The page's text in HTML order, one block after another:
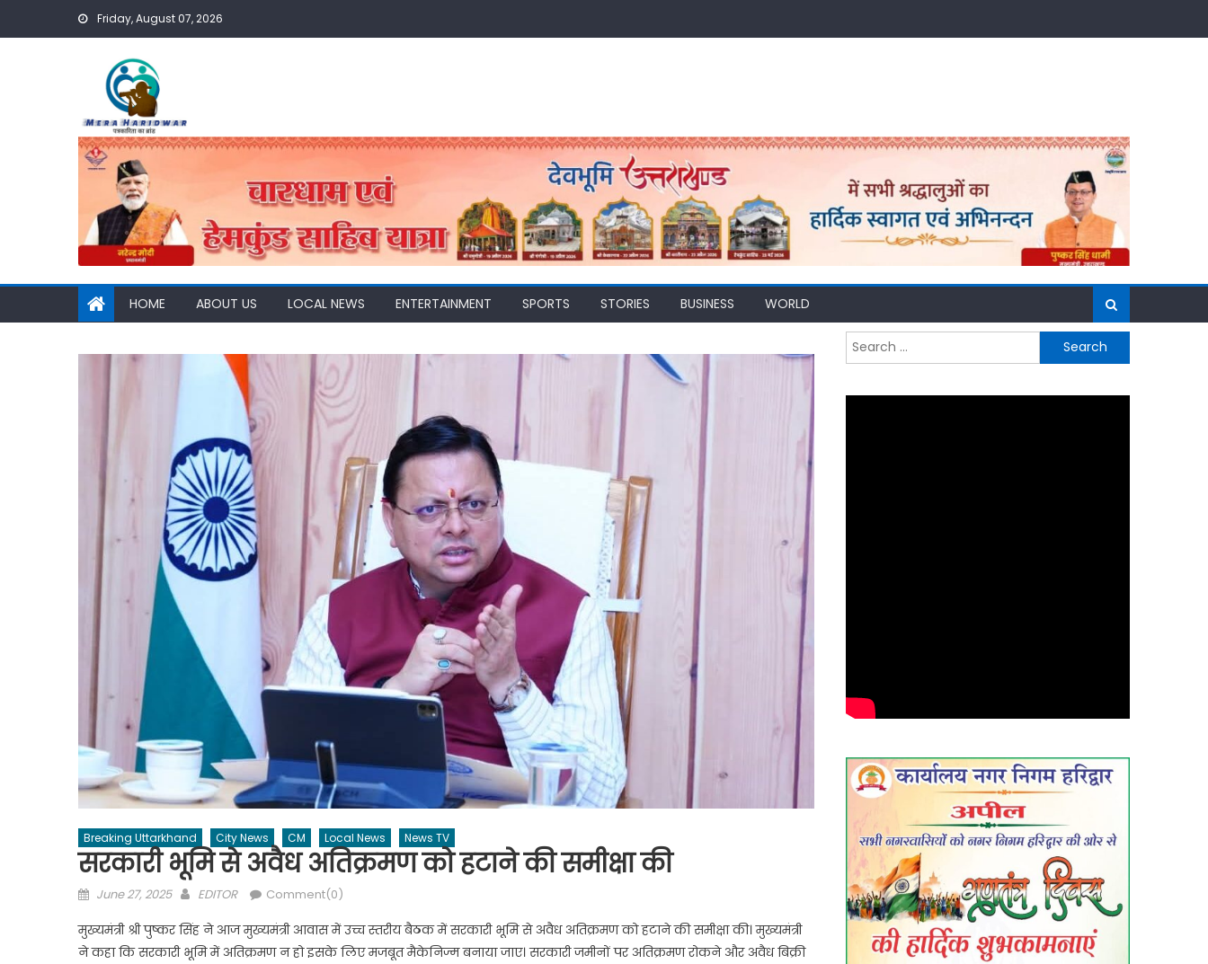
Friday, August 07, 2026
HOME ABOUT US LOCAL NEWS ENTERTAINMENT SPORTS STORIES BUSINESS WORLD
Breaking Uttarkhand City News CM Local News News TV
सरकारी भूमि से अवैध अतिक्रमण को हटाने की समीक्षा की
Posted
June 27, 2025 Author
EDITOR Comment(0)
मुख्यमंत्री श्री पुष्कर सिंह ने आज मुख्यमंत्री आवास में उच्च स्तरीय बैठक में सरकारी भूमि से अवैध अतिक्रमण को हटाने की समीक्षा की। मुख्यमंत्री
ने कहा कि सरकारी भूमि में अतिक्रमण न हो इसके लिए मजबूत मैकेनिज्म बनाया जाए। सरकारी जमीनों पर अतिक्रमण रोकने और अवैध बिक्री
Search
for: